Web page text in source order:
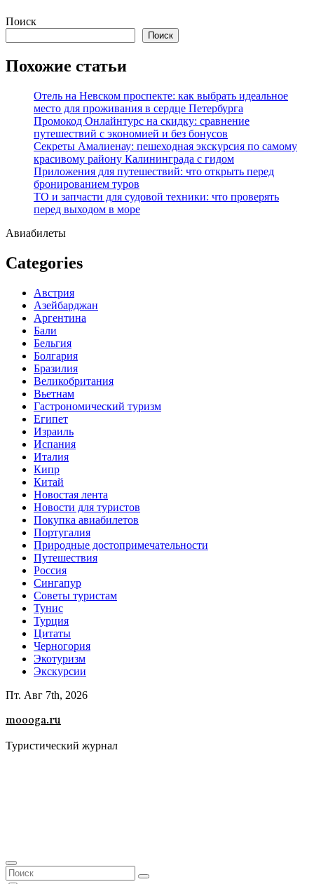
Перейти
содержимому
Поиск
Поиск
Похожие статьи
Отель на Невском проспекте: как выбрать идеальное
место для проживания в сердце Петербурга
Промокод Онлайнтурс на скидку: сравнение
путешествий с экономией и без бонусов
Секреты Амалиенау: пешеходная экскурсия по самому
красивому району Калининграда с гидом
Приложения для путешествий: что открыть перед
бронированием туров
ТО и запчасти для судовой техники: что проверять
перед выходом в море
Авиабилеты
Categories
Австрия
Азейбарджан
Аргентина
Бали
Бельгия
Болгария
Бразилия
Великобритания
Вьетнам
Гастрономический туризм
Египет
Израиль
Испания
Италия
Кипр
Китай
Новостая лента
Новости для туристов
Покупка авиабилетов
Португалия
Природные достопримечательности
Путешествия
Россия
Сингапур
Советы туристам
Тунис
Турция
Цитаты
Черногория
Экотуризм
Экскурсии
Пт. Авг 7th, 2026
moooga.ru
Туристический журнал